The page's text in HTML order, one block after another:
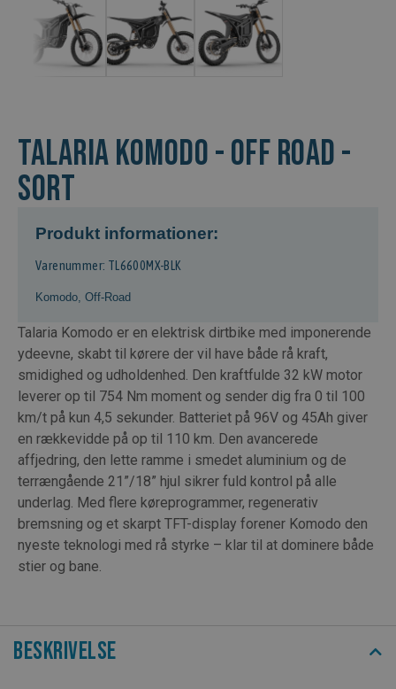
Talaria Komodo - Off Road -
Sort
Produkt informationer:
Varenummer: TL6600MX-BLK
Komodo Off-Road
Talaria Komodo er en elektrisk dirtbike med imponerende
ydeevne, skabt til kørere der vil have både rå kraft,
smidighed og udholdenhed. Den kraftfulde 32 kW motor
leverer op til 754 Nm moment og sender dig fra 0 til 100
km/t på kun 4,5 sekunder. Batteriet på 96V og 45Ah giver
en rækkevidde på op til 110 km. Den avancerede
affjedring, den lette ramme i smedet aluminium og de
terrængående 21”/18” hjul sikrer fuld kontrol på alle
underlag. Med flere køreprogrammer, regenerativ
bremsning og et skarpt TFT-display forener Komodo den
nyeste teknologi med rå styrke – klar til at dominere både
stier og bane.
Beskrivelse